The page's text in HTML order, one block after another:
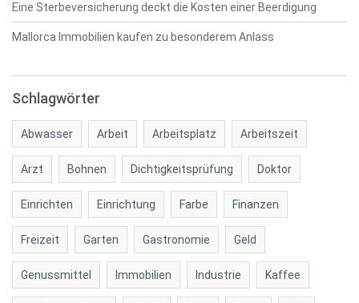
Eine Sterbeversicherung deckt die Kosten einer Beerdigung
Mallorca Immobilien kaufen zu besonderem Anlass
Schlagwörter
Abwasser Arbeit Arbeitsplatz Arbeitszeit
Arzt Bohnen Dichtigkeitsprüfung Doktor
Einrichten Einrichtung Farbe Finanzen
Freizeit Garten Gastronomie Geld
Genussmittel Immobilien Industrie Kaffee